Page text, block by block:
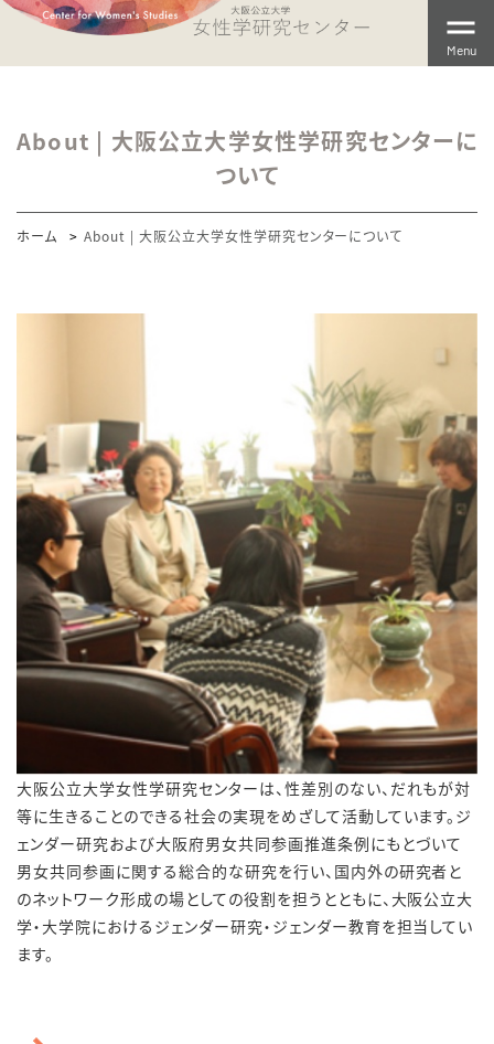
Menu
About | 大阪公立大学女性学研究センターに
ついて
ホーム About | 大阪公立大学女性学研究センターについて
大阪公立大学女性学研究センターは、性差別のない、だれもが対
等に生きることのできる社会の実現をめざして活動しています。ジ
ェンダー研究および大阪府男女共同参画推進条例にもとづいて
男女共同参画に関する総合的な研究を行い、国内外の研究者と
のネットワーク形成の場としての役割を担うとともに、大阪公立大
学・大学院におけるジェンダー研究・ジェンダー教育を担当してい
ます。